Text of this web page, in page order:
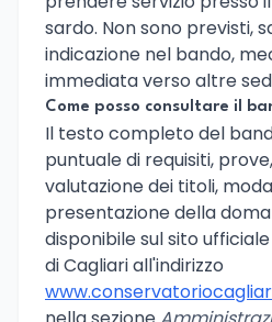
sardo. Non sono previsti,
indicazione nel bando,
immediata verso altre
Come posso consultare il
Il testo completo del
puntuale di requisiti,
valutazione dei titoli,
presentazione della
disponibile sul sito
di Cagliari all'indirizzo